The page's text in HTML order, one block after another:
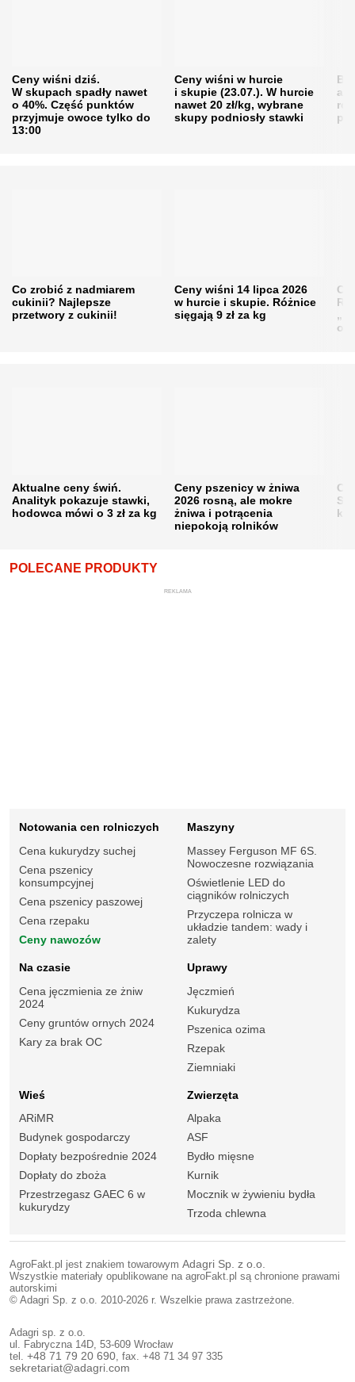
Ceny wiśni dziś.
W skupach spadły nawet
o 40%. Część punktów
przyjmuje owoce tylko do
13:00
Ceny wiśni w hurcie
i skupie (23.07.). W hurcie
nawet 20 zł/kg, wybrane
skupy podniosły stawki
Co zrobić z nadmiarem
cukinii? Najlepsze
przetwory z cukinii!
Ceny wiśni 14 lipca 2026
w hurcie i skupie. Różnice
sięgają 9 zł za kg
Aktualne ceny świń.
Analityk pokazuje stawki,
hodowca mówi o 3 zł za kg
Ceny pszenicy w żniwa
2026 rosną, ale mokre
żniwa i potrącenia
niepokoją rolników
POLECANE PRODUKTY
REKLAMA
Notowania cen rolniczych
Cena kukurydzy suchej
Cena pszenicy
konsumpcyjnej
Cena pszenicy paszowej
Cena rzepaku
Ceny nawozów
Maszyny
Massey Ferguson MF 6S.
Nowoczesne rozwiązania
Oświetlenie LED do
ciągników rolniczych
Przyczepa rolnicza w
układzie tandem: wady i
zalety
Na czasie
Cena jęczmienia ze żniw
2024
Ceny gruntów ornych 2024
Kary za brak OC
Uprawy
Jęczmień
Kukurydza
Pszenica ozima
Rzepak
Ziemniaki
Wieś
ARiMR
Budynek gospodarczy
Dopłaty bezpośrednie 2024
Dopłaty do zboża
Przestrzegasz GAEC 6 w
kukurydzy
Zwierzęta
Alpaka
ASF
Bydło mięsne
Kurnik
Mocznik w żywieniu bydła
Trzoda chlewna
AgroFakt.pl jest znakiem towarowym Adagri Sp. z o.o.
Wszystkie materiały opublikowane na agroFakt.pl są chronione prawami
autorskimi
© Adagri Sp. z o.o. 2010-2026 r. Wszelkie prawa zastrzeżone.
Adagri sp. z o.o.
ul. Fabryczna 14D, 53-609 Wrocław
tel. +48 71 79 20 690 , fax. +48 71 34 97 335
sekretariat@adagri.com